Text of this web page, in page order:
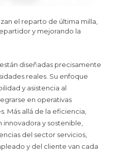
el reparto de última milla,
y mejorando la
diseñadas precisamente
reales. Su enfoque
y asistencia al
en operativas
Más allá de la eficiencia,
y sostenible,
del sector servicios,
y del cliente van cada